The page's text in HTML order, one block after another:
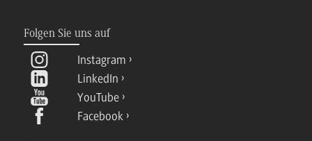
Folgen Sie uns auf
Instagram
LinkedIn
YouTube
Facebook